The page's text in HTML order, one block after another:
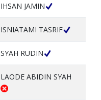
IHSAN JAMIN
ISNIATAMI TASRIF
SYAH RUDIN
LAODE ABIDIN SYAH